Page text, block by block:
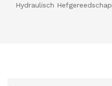
Hydraulisch Hefgereedschap